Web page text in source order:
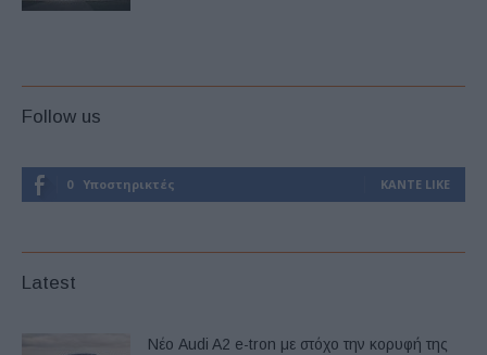
Follow us
0 Υποστηρικτές ΚΆΝΤΕ LIKE
Latest
Νέο Audi A2 e-tron με στόχο την κορυφή της